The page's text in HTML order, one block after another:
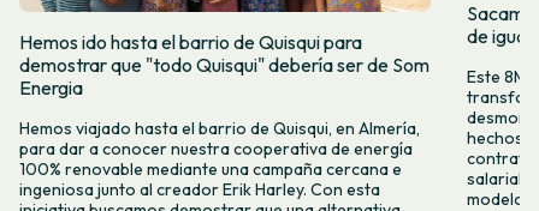
Hemos ido hasta el barrio de Quisqui para
demostrar que "todo Quisqui" debería ser de Som
Energia
Hemos viajado hasta el barrio de Quisqui, en Almería,
para dar a conocer nuestra cooperativa de energía
100% renovable mediante una campaña cercana e
ingeniosa junto al creador Erik Harley. Con esta
de
Este 8M,
hechos y
salarial y
modelo